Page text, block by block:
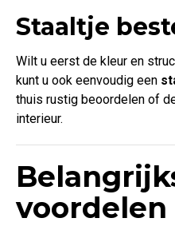
Staaltje
Wilt u eerst de kleur en
kunt u ook eenvoudig een
thuis rustig beoordelen of
interieur.
voordelen